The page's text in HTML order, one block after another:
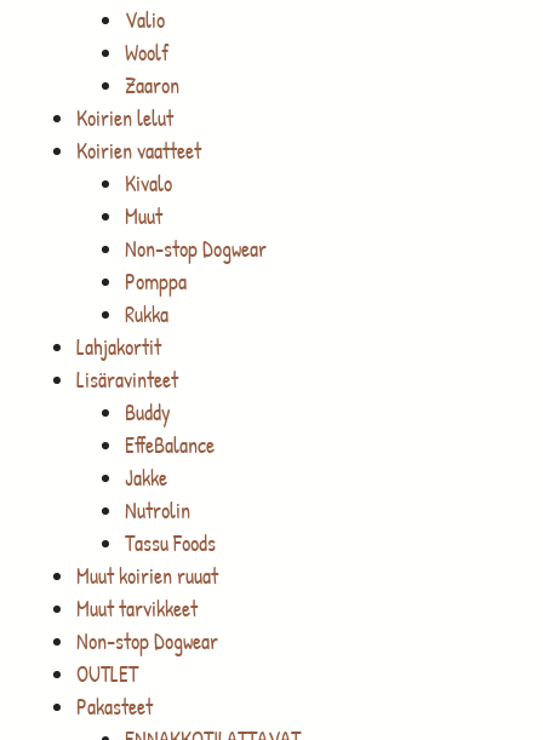
Valio
Woolf
Zaaron
Koirien lelut
Koirien vaatteet
Kivalo
Muut
Non-stop Dogwear
Pomppa
Rukka
Lahjakortit
Lisäravinteet
Buddy
EffeBalance
Jakke
Nutrolin
Tassu Foods
Muut koirien ruuat
Muut tarvikkeet
Non-stop Dogwear
OUTLET
Pakasteet